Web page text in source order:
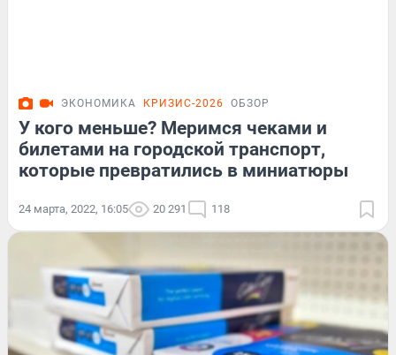
ЭКОНОМИКА КРИЗИС-2026 ОБЗОР
У кого меньше? Меримся чеками и
билетами на городской транспорт,
которые превратились в миниатюры
24 марта, 2022, 16:05 20 291 118